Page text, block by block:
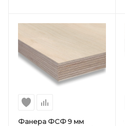
Фанера ФСФ 9 мм